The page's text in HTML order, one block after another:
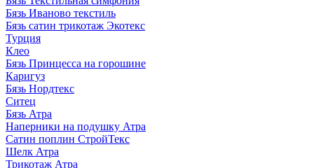
Бязь Иваново текстиль
Бязь сатин трикотаж Экотекс
Турция
Клео
Бязь Принцесса на горошине
Каригуз
Бязь Нордтекс
Ситец
Бязь Атра
Наперники на подушку Атра
Сатин поплин СтройТекс
Шелк Атра
Трикотаж Атра